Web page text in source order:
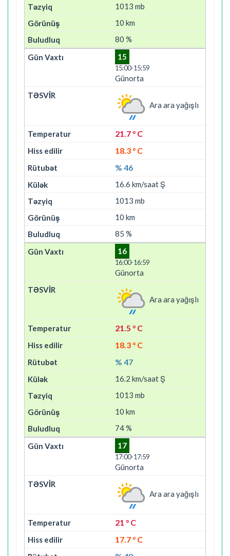
1013 mb
10 km
80 %
15
15:00-15:59
Günorta
Ara ara yağışlı
21.7 ° C
18.3 ° C
% 46
16.6 km/saat Ş
1013 mb
10 km
85 %
16
16:00-16:59
Günorta
Ara ara yağışlı
21.5 ° C
18.3 ° C
% 47
16.2 km/saat Ş
1013 mb
10 km
74 %
17
17:00-17:59
Günorta
Ara ara yağışlı
21 ° C
17.7 ° C